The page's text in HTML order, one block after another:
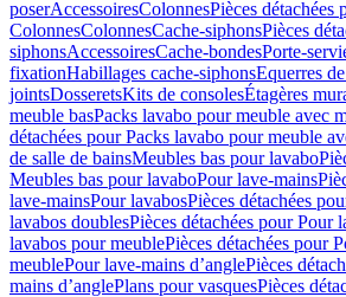
poserAccessoiresColonnesPièces détachées
ColonnesColonnesCache-siphonsPièces
siphonsAccessoiresCache-bondesPorte-
fixationHabillages cache-siphonsEquerres
jointsDosseretsKits de consolesÉtagères
meuble basPacks lavabo pour meuble avec
détachées pour Packs lavabo pour meuble
de salle de bainsMeubles bas pour lavabo
Meubles bas pour lavaboPour lave-mains
lave-mainsPour lavabosPièces détachées
lavabos doublesPièces détachées pour Pour
lavabos pour meublePièces détachées pour
meublePour lave-mains d’anglePièces
mains d’anglePlans pour vasquesPièces